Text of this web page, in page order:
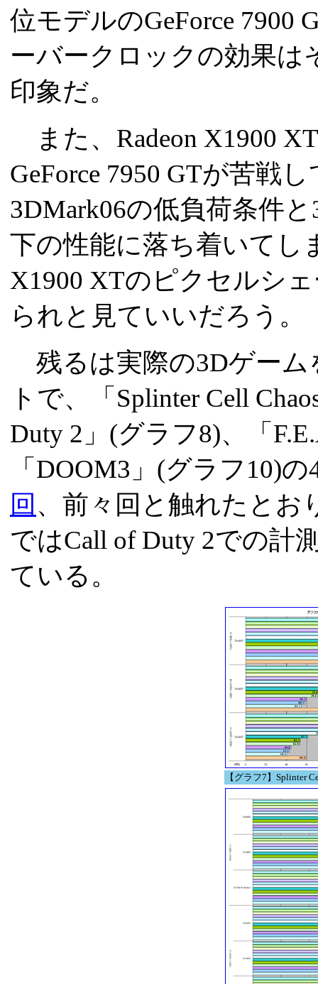
位モデルのGeForce 7900
ーバークロックの効果
印象だ。
また、Radeon X1900
GeForce 7950 GTが苦戦
3DMark06の低負荷条件
下の性能に落ち着いてし
X1900 XTのピクセルシ
られと見ていいだろう。
残るは実際の3Dゲーム
トで、「Splinter Cell
Duty 2」(グラフ8)、「
「DOOM3」(グラフ10)
回 、前々回と触れたとお
ではCall of Duty 2での計
ている。
【グラフ7】Splinter